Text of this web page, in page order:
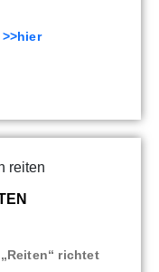
>>hier
richtet